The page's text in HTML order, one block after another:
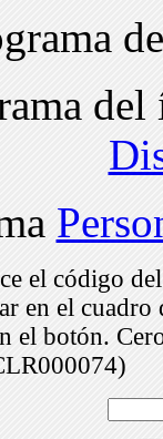
el código
en el
el botón.